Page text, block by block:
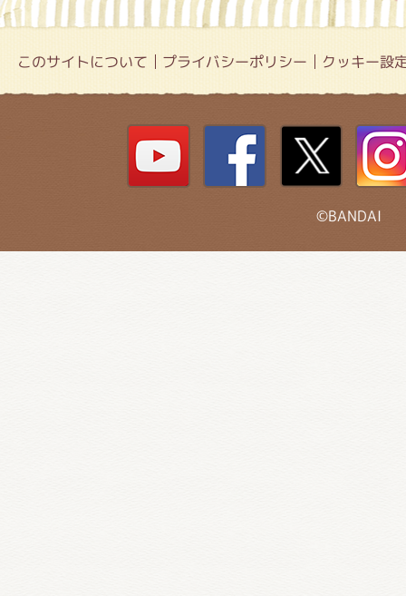
このサイトについて プライバシーポリシー クッキー設
©BANDAI